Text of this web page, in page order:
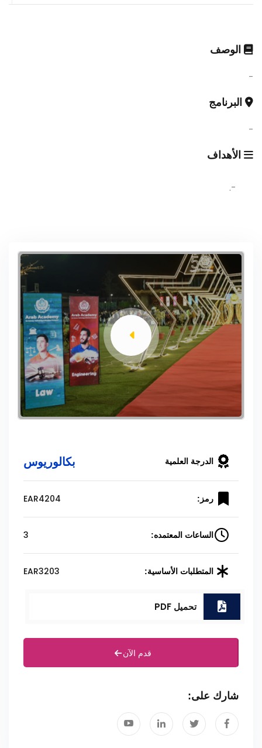
الوصف
-
البرنامج
-
الأهداف
-.
الدرجة العلمية بكالوريوس
رمز: EAR4204
الساعات المعتمده: 3
المتطلبات الأساسية: EAR3203
تحميل PDF
قدم الآن
شارك على: